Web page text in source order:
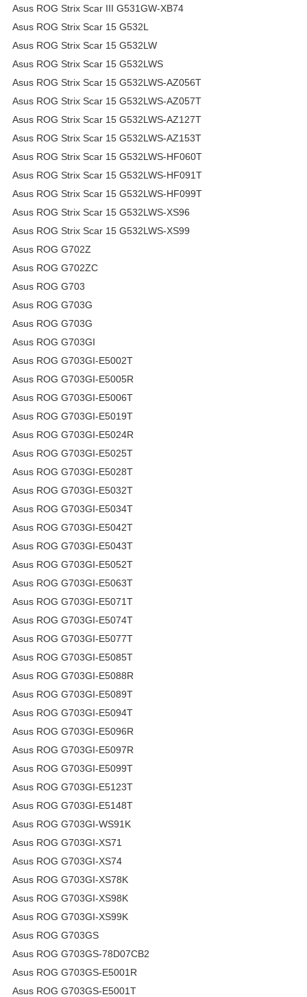
Asus ROG Strix Scar III G531GW-XB74
Asus ROG Strix Scar 15 G532L
Asus ROG Strix Scar 15 G532LW
Asus ROG Strix Scar 15 G532LWS
Asus ROG Strix Scar 15 G532LWS-AZ056T
Asus ROG Strix Scar 15 G532LWS-AZ057T
Asus ROG Strix Scar 15 G532LWS-AZ127T
Asus ROG Strix Scar 15 G532LWS-AZ153T
Asus ROG Strix Scar 15 G532LWS-HF060T
Asus ROG Strix Scar 15 G532LWS-HF091T
Asus ROG Strix Scar 15 G532LWS-HF099T
Asus ROG Strix Scar 15 G532LWS-XS96
Asus ROG Strix Scar 15 G532LWS-XS99
Asus ROG G702Z
Asus ROG G702ZC
Asus ROG G703
Asus ROG G703G
Asus ROG G703G
Asus ROG G703GI
Asus ROG G703GI-E5002T
Asus ROG G703GI-E5005R
Asus ROG G703GI-E5006T
Asus ROG G703GI-E5019T
Asus ROG G703GI-E5024R
Asus ROG G703GI-E5025T
Asus ROG G703GI-E5028T
Asus ROG G703GI-E5032T
Asus ROG G703GI-E5034T
Asus ROG G703GI-E5042T
Asus ROG G703GI-E5043T
Asus ROG G703GI-E5052T
Asus ROG G703GI-E5063T
Asus ROG G703GI-E5071T
Asus ROG G703GI-E5074T
Asus ROG G703GI-E5077T
Asus ROG G703GI-E5085T
Asus ROG G703GI-E5088R
Asus ROG G703GI-E5089T
Asus ROG G703GI-E5094T
Asus ROG G703GI-E5096R
Asus ROG G703GI-E5097R
Asus ROG G703GI-E5099T
Asus ROG G703GI-E5123T
Asus ROG G703GI-E5148T
Asus ROG G703GI-WS91K
Asus ROG G703GI-XS71
Asus ROG G703GI-XS74
Asus ROG G703GI-XS78K
Asus ROG G703GI-XS98K
Asus ROG G703GI-XS99K
Asus ROG G703GS
Asus ROG G703GS-78D07CB2
Asus ROG G703GS-E5001R
Asus ROG G703GS-E5001T